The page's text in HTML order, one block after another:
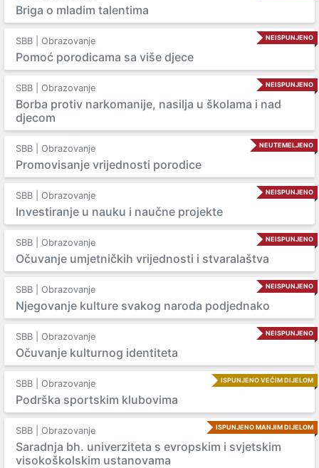
Briga o mladim talentima
NEISPUNJENO
SBB | Obrazovanje
Pomoć porodicama sa više djece
NEISPUNJENO
SBB | Obrazovanje
Borba protiv narkomanije, nasilja u školama i nad
djecom
NEUTEMELJENO
SBB | Obrazovanje
Promovisanje vrijednosti porodice
NEISPUNJENO
SBB | Obrazovanje
Investiranje u nauku i naučne projekte
NEISPUNJENO
SBB | Obrazovanje
Očuvanje umjetničkih vrijednosti i stvaralaštva
NEISPUNJENO
SBB | Obrazovanje
Njegovanje kulture svakog naroda podjednako
NEISPUNJENO
SBB | Obrazovanje
Očuvanje kulturnog identiteta
ISPUNJENO VEĆIM DIJELOM
SBB | Obrazovanje
Podrška sportskim klubovima
ISPUNJENO MANJIM DIJELOM
SBB | Obrazovanje
Saradnja bh. univerziteta s evropskim i svjetskim
visokoškolskim ustanovama